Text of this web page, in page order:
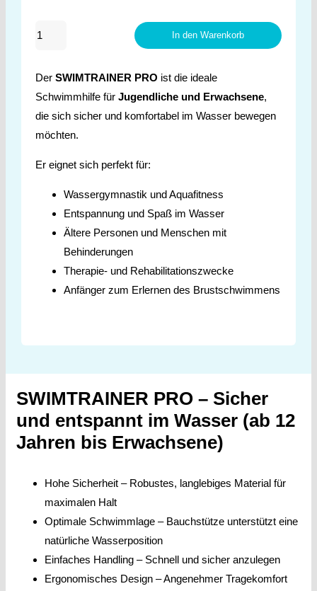
SWIMTRAINER
In den Warenkorb
DerSWIMTRAINER PRO ist die ideale
Schwimmhilfe fürJugendliche und Erwachsene,
die sich sicher und komfortabel im Wasser bewegen
möchten.
Er eignet sich perfekt für:
Wassergymnastik und Aquafitness
Entspannung und Spaß im Wasser
Ältere Personen und Menschen mit
Behinderungen
Therapie- und Rehabilitationszwecke
Anfänger zum Erlernen des Brustschwimmens
SWIMTRAINER PRO – Sicher
und entspannt im Wasser (ab 12
Jahren bis Erwachsene)
Hohe Sicherheit – Robustes, langlebiges Material für
maximalen Halt
Optimale Schwimmlage – Bauchstütze unterstützt eine
natürliche Wasserposition
Einfaches Handling – Schnell und sicher anzulegen
Ergonomisches Design – Angenehmer Tragekomfort